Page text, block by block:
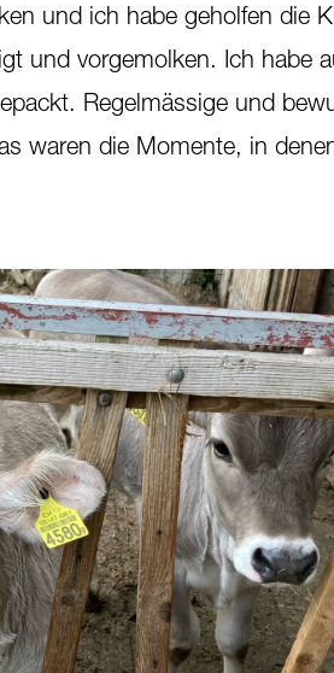
und ich habe geholfen die
und vorgemolken. Ich habe
Regelmässige und
waren die Momente, in